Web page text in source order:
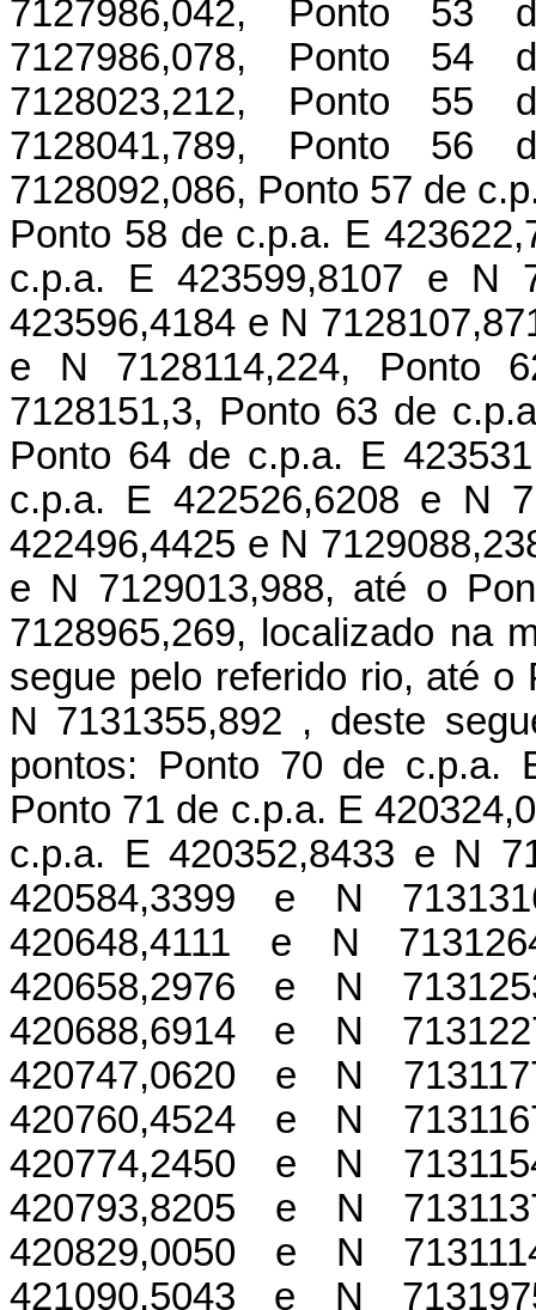
7127986,042, Ponto
7127986,078, Ponto
7128023,212, Ponto
7128041,789, Ponto
7128092,086, Ponto 57 de
Ponto 58 de c.p.a. E
c.p.a. E 423599,8107 e N
423596,4184 e N
e N 7128114,224, Ponto
7128151,3, Ponto 63 de
Ponto 64 de c.p.a. E
c.p.a. E 422526,6208 e N
422496,4425 e N
e N 7129013,988, até o
7128965,269, localizado na
segue pelo referido rio, até
N 7131355,892 , deste
pontos: Ponto 70 de c.p.a.
Ponto 71 de c.p.a. E
c.p.a. E 420352,8433 e N
420584,3399 e N
420648,4111 e N
420658,2976 e N
420688,6914 e N
420747,0620 e N
420760,4524 e N
420774,2450 e N
420793,8205 e N
420829,0050 e N
421090,5043 e N